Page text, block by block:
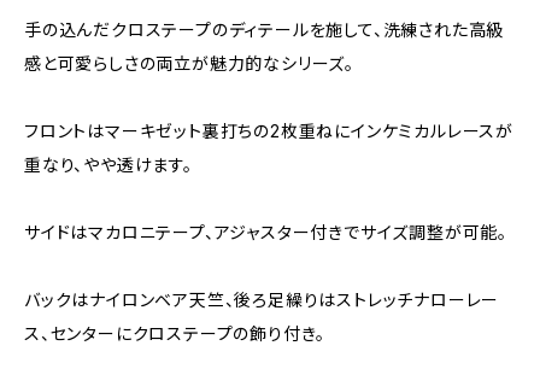
手の込んだクロステープのディテールを施して、洗練された高級
感と可愛らしさの両立が魅力的なシリーズ。
フロントはマーキゼット裏打ちの2枚重ねにインケミカルレースが
重なり、やや透けます。
サイドはマカロニテープ、アジャスター付きでサイズ調整が可能。
バックはナイロンベア天竺、後ろ足繰りはストレッチナローレー
ス、センターにクロステープの飾り付き。